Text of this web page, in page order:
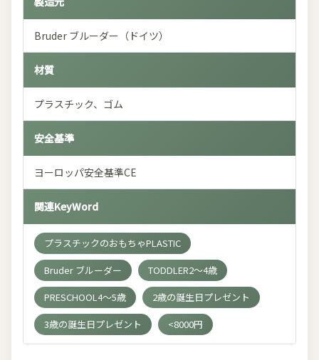
Bruder ブルーダー（ドイツ）
材質
プラスチック、ゴム
安全基準
ヨーロッパ安全基準CE
関連KeyWord
プラスチックのおもちゃPLASTIC
Bruder ブルーダー
TODDLER2～4歳
PRESCHOOL4～5歳
2歳の誕生日プレゼント
3歳の誕生日プレゼント
<8000円